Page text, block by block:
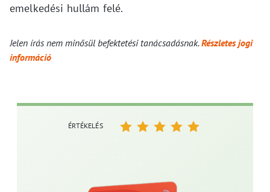
emelkedési hullám felé.
Jelen írás nem minősül befektetési tanácsadásnak.Részletes jogi
információ
ÉRTÉKELÉS